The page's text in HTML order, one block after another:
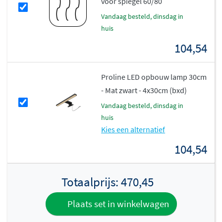
hoogwaardig spiegelglas en heeft een dikte van 3 cm.
Ook zonder verlichting een topper
alle maten ook verkrijgbaar zonder LED, zodat je zelf
kunt bepalen wat bij jouw badkamer past. In beide
gevallen krijg je een kwalitatieve spiegel met
bevestigingsmateriaal, klaar voor montage.
vandaag besteld, dinsdag in
huis
104,54
Proline LED opbouw lamp 30cm
- Mat zwart - 4x30cm (bxd)
vandaag besteld, dinsdag in
huis
Kies een alternatief
104,54
Totaalprijs:470,45
Plaats set in winkelwagen